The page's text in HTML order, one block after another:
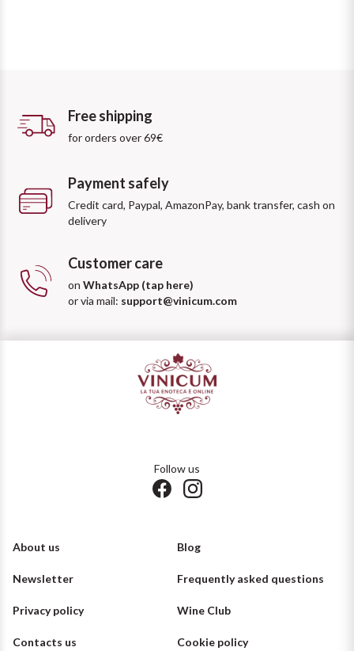
Free shipping
for orders over 69€
Payment safely
Credit card, Paypal, AmazonPay, bank transfer, cash on
delivery
Customer care
on WhatsApp (tap here)
or via mail: support@vinicum.com
Follow us
About us Blog
Newsletter Frequently asked questions
Privacy policy Wine Club
Contacts us Cookie policy